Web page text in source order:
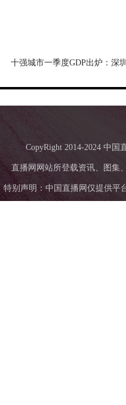
十强城市一季度GDP出炉：深
CopyRight 2014-2024 中
直播网网站所登载资讯、图集
特别声明：中国直播网仅提供平